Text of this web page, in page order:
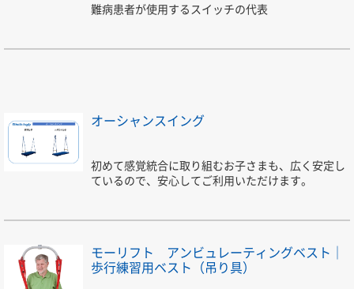
難病患者が使用するスイッチの代表
オーシャンスイング
初めて感覚統合に取り組むお子さまも、広く安定し
ているので、安心してご利用いただけます。
モーリフト アンビュレーティングベスト｜
歩行練習用ベスト（吊り具）